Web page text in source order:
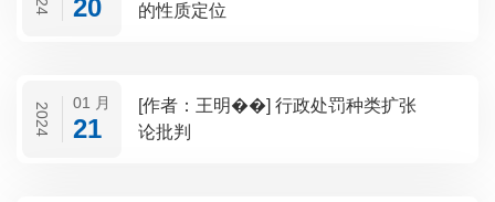
20
的性质定位
2024 01 月
21
[作者：王明��] 行政处罚种类扩张
论批判